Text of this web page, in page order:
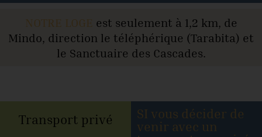
NOTRE LOGE est seulement à 1,2 km, de
Mindo, direction le téléphérique (Tarabita) et
le Sanctuaire des Cascades.
Transport privé
SI vous décider de
venir avec un